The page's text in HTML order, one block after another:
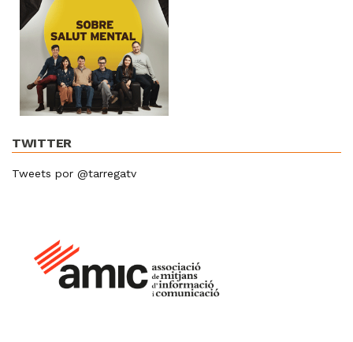
TWITTER
Tweets por @tarregatv